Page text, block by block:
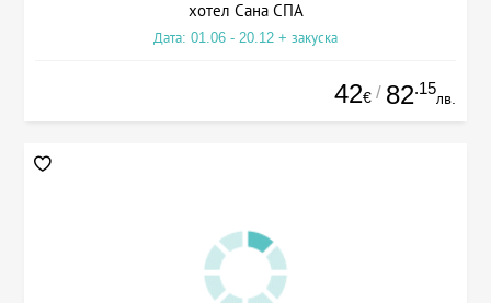
хотел Сана СПА
Дата: 01.06 - 20.12 + закуска
42€ / 82.15
лв.